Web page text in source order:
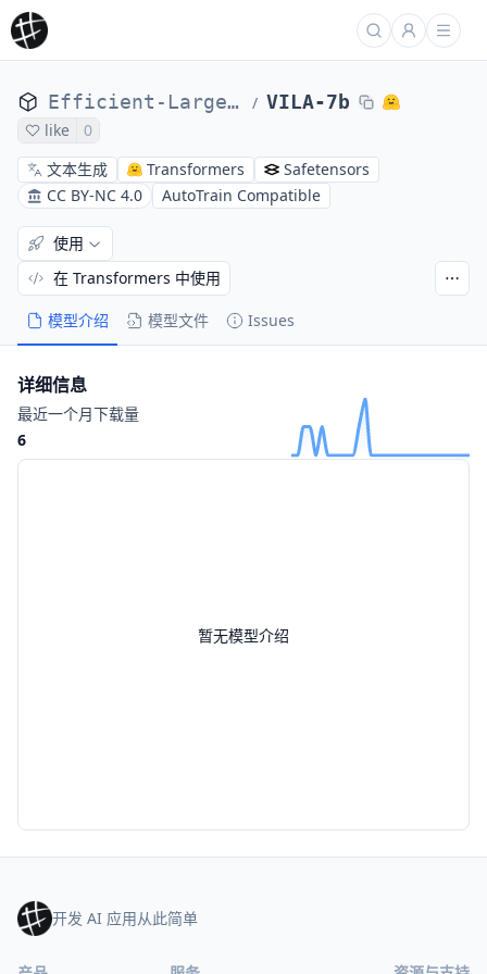
Efficient-Large-Model / VILA-7b
like
0
文本生成
Transformers
Safetensors
CC BY-NC 4.0
AutoTrain Compatible
模型介绍 模型文件 Issues
使用
在 Transformers 中使用
暂无模型介绍
详细信息
最近一个月下载量
6
开发 AI 应用从此简单